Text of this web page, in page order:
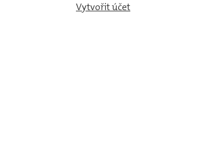
Vytvořit účet